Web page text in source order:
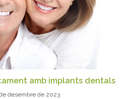
amb implants dentals
desembre de 2023